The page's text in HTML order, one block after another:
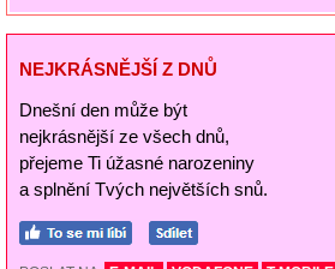
NEJKRÁSNĚJŠÍ Z DNŮ
Dnešní den může být
nejkrásnější ze všech dnů,
přejeme Ti úžasné narozeniny
a splnění Tvých největších snů.